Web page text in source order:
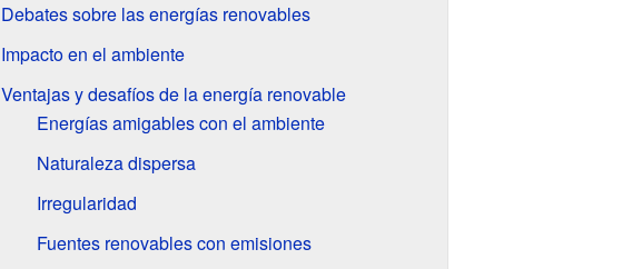
Debates sobre las energías renovables
Impacto en el ambiente
Ventajas y desafíos de la energía renovable
Energías amigables con el ambiente
Naturaleza dispersa
Irregularidad
Fuentes renovables con emisiones